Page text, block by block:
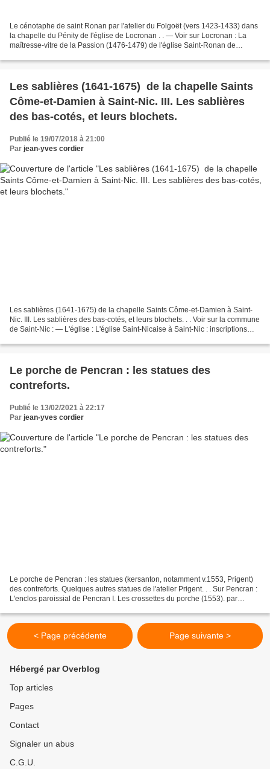
Le cénotaphe de saint Ronan par l'atelier du Folgoët (vers 1423-1433) dans
la chapelle du Pénity de l'église de Locronan . . — Voir sur Locronan : La
maîtresse-vitre de la Passion (1476-1479) de l'église Saint-Ronan de
Les sablières (1641-1675) de la chapelle Saints
Côme-et-Damien à Saint-Nic. III. Les sablières
des bas-cotés, et leurs blochets.
Publié le 19/07/2018 à 21:00
Par jean-yves cordier
Les sablières (1641-1675) de la chapelle Saints Côme-et-Damien à Saint-
Nic. III. Les sablières des bas-cotés, et leurs blochets. . . Voir sur la commune
de Saint-Nic : — L'église : L'église Saint-Nicaise à Saint-Nic : inscriptions
Le porche de Pencran : les statues des
contreforts.
Publié le 13/02/2021 à 22:17
Par jean-yves cordier
Le porche de Pencran : les statues (kersanton, notamment v.1553, Prigent)
des contreforts. Quelques autres statues de l'atelier Prigent. . . Sur Pencran :
L'enclos paroissial de Pencran I. Les crossettes du porche (1553). par
< Page précédente Page suivante >
Hébergé par Overblog
Top articles
Pages
Contact
Signaler un abus
C.G.U.